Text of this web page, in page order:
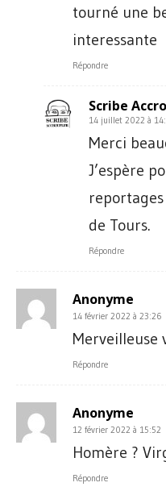
tourné une
interessante
Répondre
Scribe
14 juillet 2022 à
Merci
J’espère
de Tours.
Répondre
Anonyme
14 février 2022 à 23:26
Merveilleuse
Répondre
Anonyme
12 février 2022 à 15:52
Homère ?
Répondre